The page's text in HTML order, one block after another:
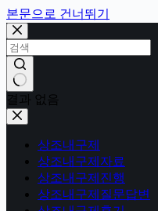
본문으로 건너뛰기
결과 없음
상조내구제
상조내구제자료
상조내구제진행
상조내구제질문답변